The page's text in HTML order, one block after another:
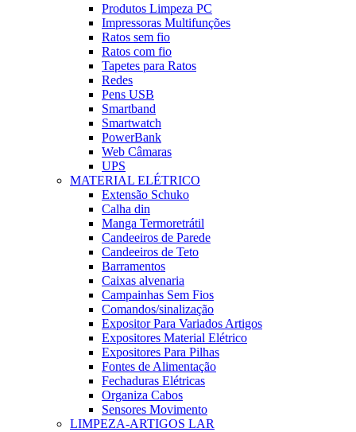
Produtos Limpeza PC
Impressoras Multifunções
Ratos sem fio
Ratos com fio
Tapetes para Ratos
Redes
Pens USB
Smartband
Smartwatch
PowerBank
Web Câmaras
UPS
MATERIAL ELÉTRICO
Extensão Schuko
Calha din
Manga Termoretrátil
Candeeiros de Parede
Candeeiros de Teto
Barramentos
Caixas alvenaria
Campainhas Sem Fios
Comandos/sinalização
Expositor Para Variados Artigos
Expositores Material Elétrico
Expositores Para Pilhas
Fontes de Alimentação
Fechaduras Elétricas
Organiza Cabos
Sensores Movimento
LIMPEZA-ARTIGOS LAR